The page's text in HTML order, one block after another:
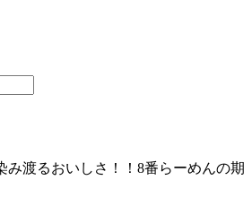
み渡るおいしさ！！8番らーめんの期